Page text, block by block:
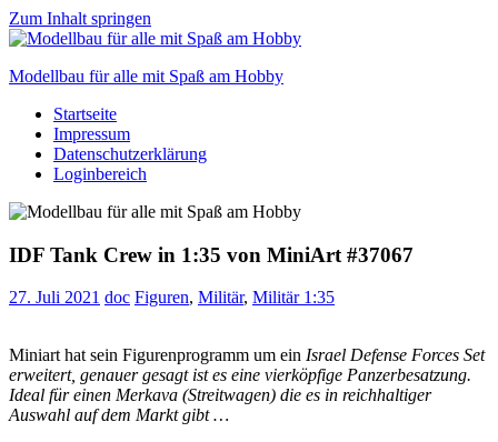
Zum Inhalt springen
Modellbau für alle mit Spaß am Hobby
Scale
modelling
to
Startseite
Impressum
Datenschutzerklärung
Loginbereich
IDF Tank Crew in 1:35 von MiniArt #37067
27. Juli 2021 doc Figuren, Militär, Militär 1:35
Miniart hat sein Figurenprogramm um ein Israel Defense Forces Set
erweitert, genauer gesagt ist es eine vierköpfige Panzerbesatzung.
Ideal für einen Merkava (Streitwagen) die es in reichhaltiger
Auswahl auf dem Markt gibt …